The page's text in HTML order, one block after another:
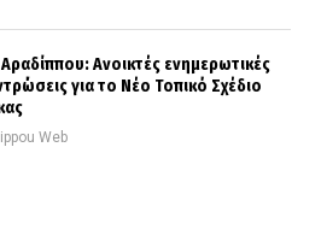
Ανοικτές ενημερωτικές
για το Νέο Τοπικό Σχέδιο
Web